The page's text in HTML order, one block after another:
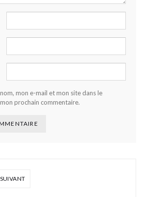
mon e-mail et mon site dans le
prochain commentaire.
SUIVANT